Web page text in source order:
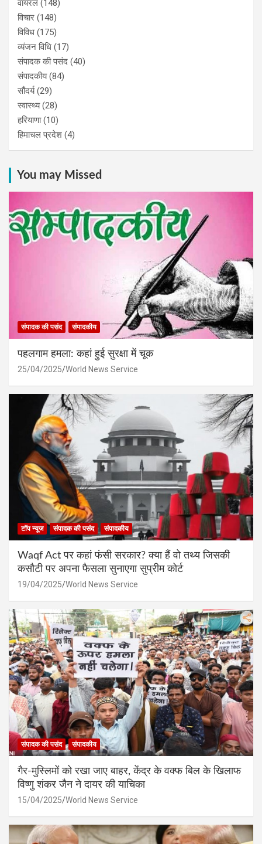
वायरल (148)
विचार (148)
विविध (175)
व्यंजन विधि (17)
संपादक की पसंद (40)
संपादकीय(84)
सौंदर्य(29)
स्वास्थ्य(28)
हरियाणा(10)
हिमाचल प्रदेश (4)
You may Missed
संपादक की पसंद संपादकीय
पहलगाम हमला: कहां हुई सुरक्षा में चूक
25/04/2025 World News Service
टॉप न्यूज संपादक की पसंद संपादकीय
Waqf Act पर कहां फंसी सरकार? क्या हैं वो तथ्य जिसकी
कसौटी पर अपना फैसला सुनाएगा सुप्रीम कोर्ट
19/04/2025 World News Service
संपादक की पसंद संपादकीय
गैर-मुस्लिमों को रखा जाए बाहर, केंद्र के वक्फ बिल के खिलाफ
विष्णु शंकर जैन ने दायर की याचिका
15/04/2025 World News Service